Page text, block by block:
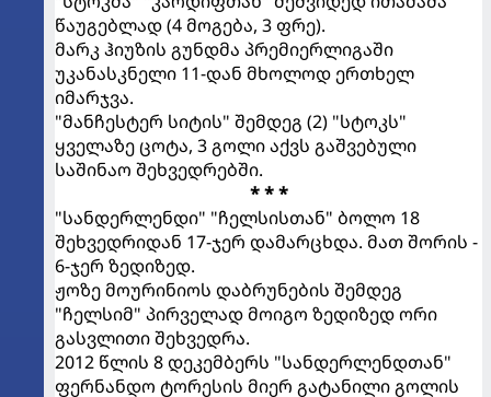
წაუგებლად (4 მოგება, 3 ფრე).
მარკ ჰიუზის გუნდმა პრემიერლიგაში
უკანასკნელი 11-დან მხოლოდ ერთხელ
იმარჯვა.
"მანჩესტერ სიტის" შემდეგ (2) "სტოკს"
ყველაზე ცოტა, 3 გოლი აქვს გაშვებული
საშინაო შეხვედრებში.
* * *
"სანდერლენდი" "ჩელსისთან" ბოლო 18
შეხვედრიდან 17-ჯერ დამარცხდა. მათ შორის -
6-ჯერ ზედიზედ.
ჟოზე მოურინიოს დაბრუნების შემდეგ
"ჩელსიმ" პირველად მოიგო ზედიზედ ორი
გასვლითი შეხვედრა.
2012 წლის 8 დეკემბერს "სანდერლენდთან"
ფერნანდო ტორესის მიერ გატანილი გოლის